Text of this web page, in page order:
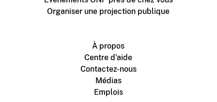
Organiser une projection publique
À propos
Centre d'aide
Contactez-nous
Médias
Emplois